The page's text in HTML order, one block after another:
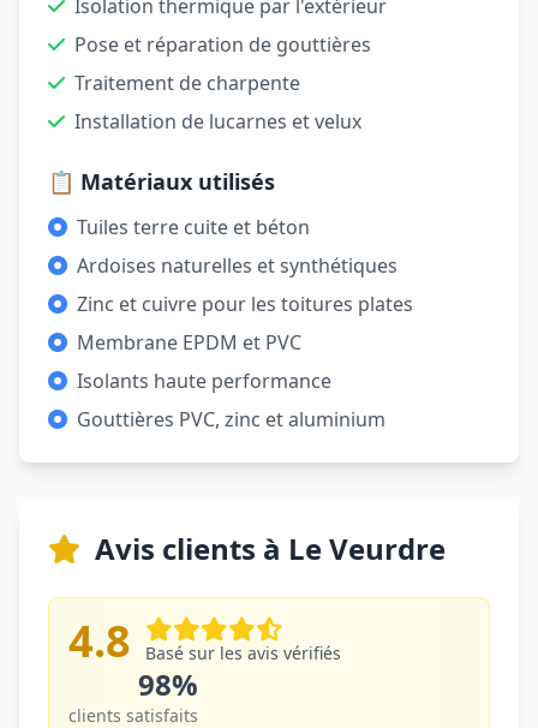
Isolation thermique par l'extérieur
Pose et réparation de gouttières
Traitement de charpente
Installation de lucarnes et velux
📋 Matériaux utilisés
Tuiles terre cuite et béton
Ardoises naturelles et synthétiques
Zinc et cuivre pour les toitures plates
Membrane EPDM et PVC
Isolants haute performance
Gouttières PVC, zinc et aluminium
Avis clients à Le Veurdre
4.8 Basé sur les avis vérifiés
98%
clients satisfaits